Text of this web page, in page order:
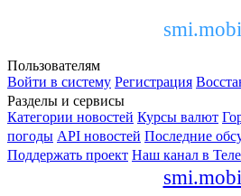
smi.mobi
Пользователям
Войти в систему Регистрация
Разделы и сервисы
Категории новостей Курсы валют
погоды API новостей Последние
Поддержать проект Наш канал в
smi.mobi